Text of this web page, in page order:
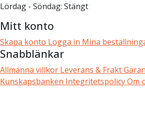
Lördag - Söndag: Stängt
Mitt konto
Skapa konto Logga in Mina
Snabblänkar
Allmänna villkor Leverans & Frakt
Kunskapsbanken IntegritetspolicyOm